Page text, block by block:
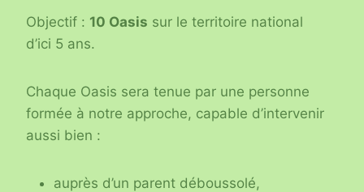
Objectif : 10 Oasis sur le territoire national
d’ici 5 ans.
Chaque Oasis sera tenue par une personne
formée à notre approche, capable d’intervenir
aussi bien :
auprès d’un parent déboussolé,